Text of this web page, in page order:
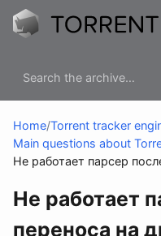
Home/Torrent tracker
Main questions about
Не работает парсер
Не работает
переноса на